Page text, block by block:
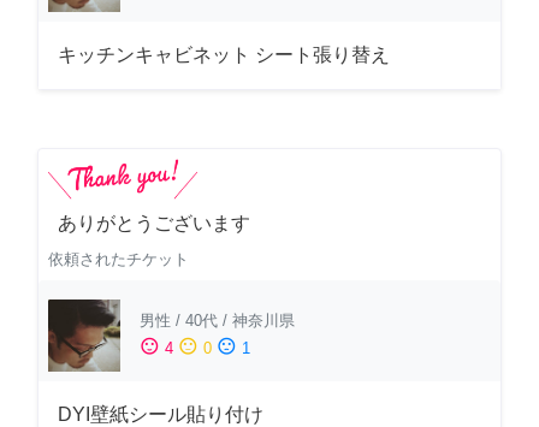
キッチンキャビネット シート張り替え
ありがとうございます
依頼されたチケット
男性 / 40代 / 神奈川県
sentiment_satisfied 4 sentiment_neutral 0 sentiment_dissatisfied 1
DYI壁紙シール貼り付け